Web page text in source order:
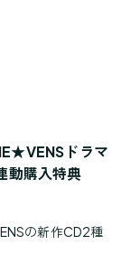
ドラマ
動購入特典
の新作CD2種